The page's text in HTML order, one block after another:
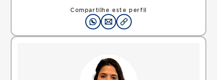
Compartilhe este perfil